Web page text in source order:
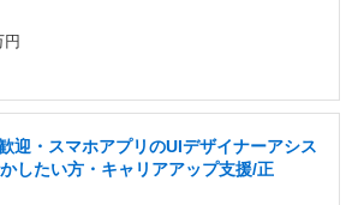
円
迎・スマホアプリのUIデザイナーアシス
したい方・キャリアアップ支援/正